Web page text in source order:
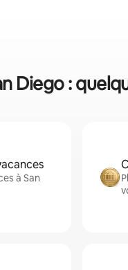
Diego :
à San